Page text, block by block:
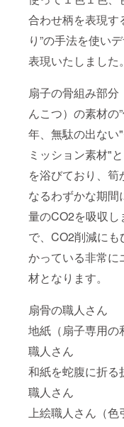
合わせ柄を表現す
り”の手法を使い
表現いたしました。
扇子の骨組み部分
んこつ）の素材の
年、無駄の出ない
ミッション素材"
を浴びており、筍
なるわずかな期間
量のCO2を吸収し
で、CO2削減にも
かっている非常に
材となります。
扇骨の職人さん
地紙（扇子専用の
職人さん
和紙を蛇腹に折る
職人さん
上絵職人さん（